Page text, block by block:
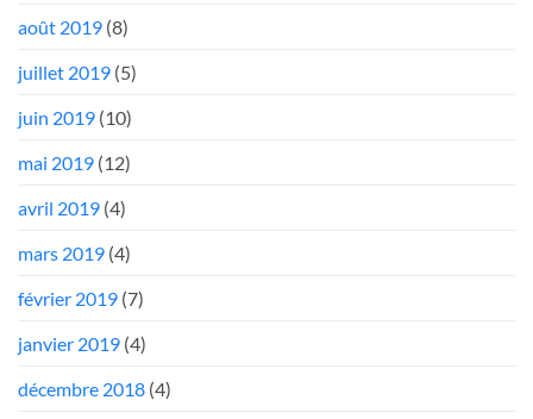
août 2019 (8)
juillet 2019 (5)
juin 2019 (10)
mai 2019 (12)
avril 2019 (4)
mars 2019 (4)
février 2019 (7)
janvier 2019 (4)
décembre 2018 (4)